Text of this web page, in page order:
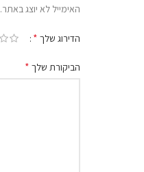
האימייל לא יוצג באתר.
הדירוג שלך *
הביקורת שלך *